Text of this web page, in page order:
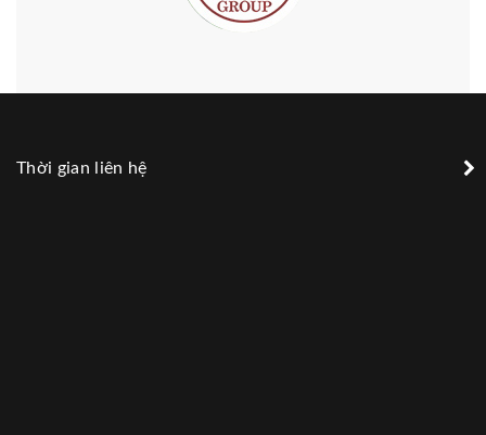
Thời gian liên hệ